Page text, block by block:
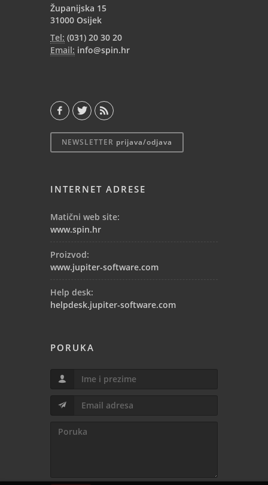
Županijska 15
31000 Osijek
Tel: (031) 20 30 20
Email: info@spin.hr
NEWSLETTER prijava/odjava
INTERNET ADRESE
Matični web site:
www.spin.hr
Proizvod:
www.jupiter-software.com
Help desk:
helpdesk.jupiter-software.com
PORUKA